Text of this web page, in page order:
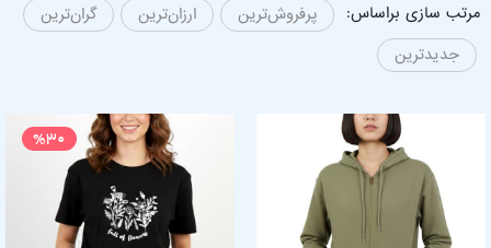
مرتب سازی براساس: پرفروش‌ترین ارزان‌ترین
گران‌ترین
جدیدترین
%30